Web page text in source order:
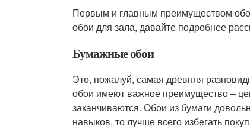
Первым и главным преимуществом
обои для зала, давайте подробнее
Бумажные обои
Это, пожалуй, самая древняя
обои имеют важное преимущество –
заканчиваются. Обои из бумаги
навыков, то лучше всего избегать